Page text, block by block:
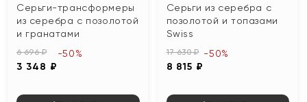
Серьги-трансформеры
из серебра с позолотой
и гранатами
6 696 ₽
3 348 ₽
-50%
Серьги из серебра с
позолотой и топазами
Swiss
17 630 ₽
8 815 ₽
-50%